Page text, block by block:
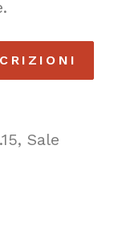
Sale